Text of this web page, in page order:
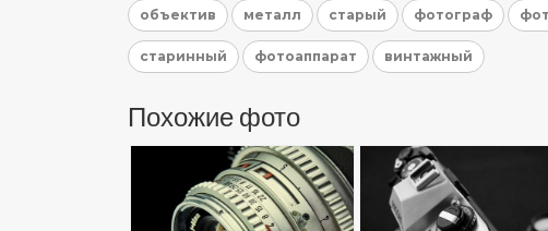
объектив металл старый фотограф
старинный фотоаппарат винтажный
Похожие фото